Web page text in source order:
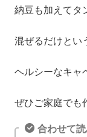
納豆も加えてタ
混ぜるだけとい
ヘルシーなキャ
ぜひご家庭でも
合わせて